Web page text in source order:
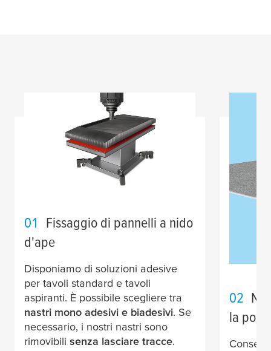
01
Fissaggio di pannelli a nido
d'ape
Disponiamo di soluzioni adesive
per tavoli standard e tavoli
aspiranti. È possibile scegliere tra
nastri mono adesivi e biadesivi. Se
necessario, i nostri nastri sono
rimovibili senza lasciare tracce.
02
la